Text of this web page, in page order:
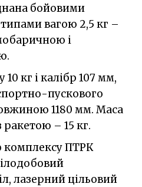
бойовими
вагою 2,5 кг –
і
кг і калібр 107 мм,
пускового
1180 мм. Маса
– 15 кг.
комплексу ПТРК
лазерний цільовий